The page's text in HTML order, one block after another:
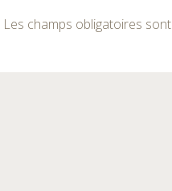
Les champs obligatoires sont